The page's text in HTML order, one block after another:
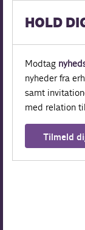
HOLD
Modtag
nyheder fra
samt
med relation
Tilmeld